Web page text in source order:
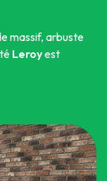
massif, arbuste
Leroyest